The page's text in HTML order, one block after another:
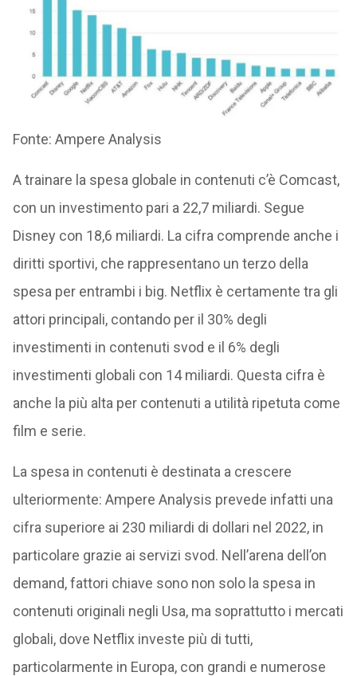
Fonte: Ampere Analysis
A trainare la spesa globale in contenuti c’è Comcast,
con un investimento pari a 22,7 miliardi. Segue
Disney con 18,6 miliardi. La cifra comprende anche i
diritti sportivi, che rappresentano un terzo della
spesa per entrambi i big. Netflix è certamente tra gli
attori principali, contando per il 30% degli
investimenti in contenuti svod e il 6% degli
investimenti globali con 14 miliardi. Questa cifra è
anche la più alta per contenuti a utilità ripetuta come
film e serie.
La spesa in contenuti è destinata a crescere
ulteriormente: Ampere Analysis prevede infatti una
cifra superiore ai 230 miliardi di dollari nel 2022, in
particolare grazie ai servizi svod. Nell’arena dell’on
demand, fattori chiave sono non solo la spesa in
contenuti originali negli Usa, ma soprattutto i mercati
globali, dove Netflix investe più di tutti,
particolarmente in Europa, con grandi e numerose